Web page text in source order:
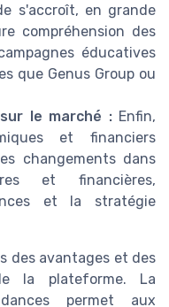
s'accroît, en grande
compréhension des
éducatives
que Genus Group ou
le marché :Enfin,
et financiers
changements dans
et financières,
et la stratégie
des avantages et des
la plateforme. La
permet aux